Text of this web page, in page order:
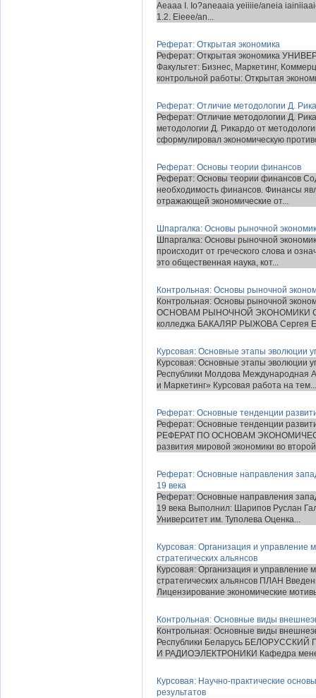
Aeaaa I. Io?aneaaia yeiiiie/aneia
1.2. Eieee/an...
Реферат: Открытая экономика
Реферат: Открытая экономика
Факультет: Бизнес, Маркетинг,
контрольной работы: Открытая
Реферат: Отличие методологии Д.
Реферат: Отличие методологии Д.
методологии Д. Рикардо от
сформулировал экономическую
Реферат: Основы теории финансов
Реферат: Основы теории финансов
необходимость финансов. Финансы
отражающей экономические от...
Шпаргалка: Основы рыночной
Шпаргалка: Основы рыночной
происходит от греческого слова и
это общественная наука, кот...
Контрольная: Основы рыночной
Контрольная: Основы рыночной
ОСНОВАМ РЫНОЧНОЙ ЭКОНОМИКИ
колледжа БАКАЛЯР РЫЖОВА Сергея
Курсовая: Основные этапы эволюции
Курсовая: Основные этапы эволюции
Республики Молдова
и Маркетинг» Курсовая работа на тем...
Реферат: Основные тенденции
Реферат: Основные тенденции
РЕФЕРАТ ПО ОСНОВАМ
развития мировой экономики во
Реферат: Основные направления
19 века
Реферат: Основные направления
19 века Выполнил: Шарипов Руслан
Университет им. Туполева Оценка...
Курсовая: Организация и
стратегических альянсов
Курсовая: Организация и
стратегических альянсов ПЛАН
Лицензирование экономические
Контрольная: Основные виды
Контрольная: Основные виды
Республики Беларусь
И РАДИОЭЛЕКТРОНИКИ Кафедра
Курсовая: Научно-практические
результатов